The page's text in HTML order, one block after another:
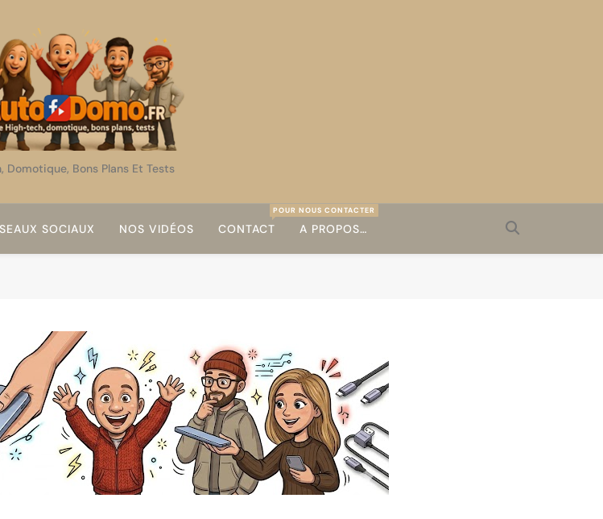
Domotique, Bons Plans Et Tests
SOCIAUX NOS VIDÉOS CONTACT
POUR NOUS CONTACTER
A PROPOS…